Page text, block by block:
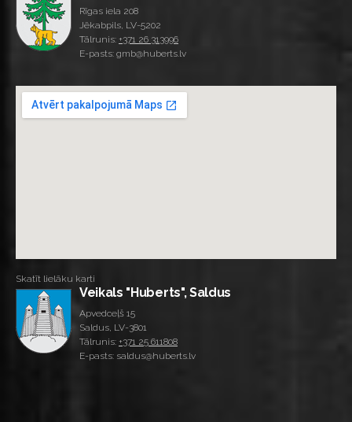
Rīgas iela 208
Jēkabpils, LV-5202
Tālrunis: +371 26 313996
E-pasts: gmb@huberts.lv
Skatīt lielāku karti
Veikals "Huberts", Saldus
Apvedceļš 15
Saldus, LV-3801
Tālrunis: +371 25 611808
E-pasts: saldus@huberts.lv